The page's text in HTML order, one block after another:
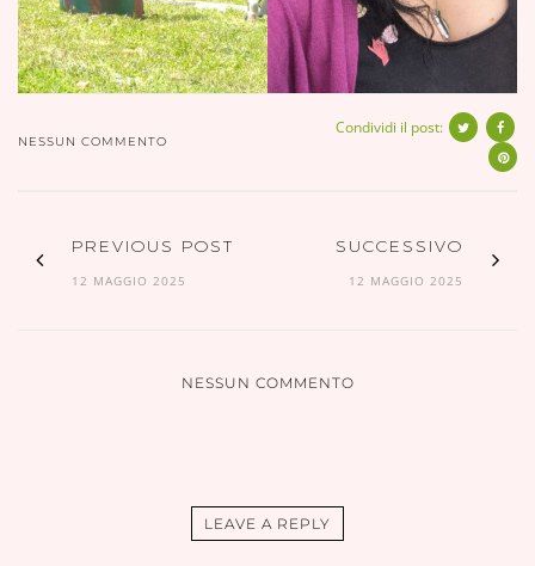
NESSUN COMMENTO
Condividi il post:
PREVIOUS POST
12 MAGGIO 2025
SUCCESSIVO
12 MAGGIO 2025
NESSUN COMMENTO
LEAVE A REPLY